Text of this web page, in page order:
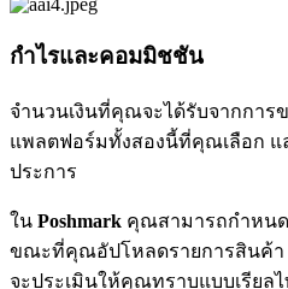
กำไรและคอมมิชชัน
จำนวนเงินที่คุณจะได้รับจากการ
แพลตฟอร์มทั้งสองนี้ที่คุณเลือก แ
ประการ
ใน Poshmark คุณสามารถกำหนด
ขณะที่คุณอัปโหลดรายการสินค้า
จะประเมินให้คุณทราบแบบเรียล